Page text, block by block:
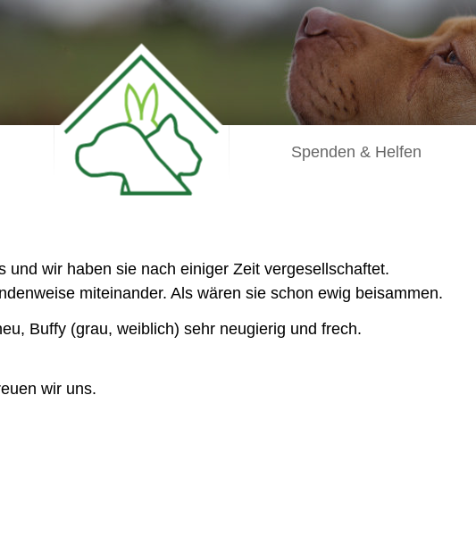
Spenden & Helfen
wir haben sie nach einiger Zeit vergesellschaftet.
miteinander. Als wären sie schon ewig beisammen.
Buffy (grau, weiblich) sehr neugierig und frech.
wir uns.